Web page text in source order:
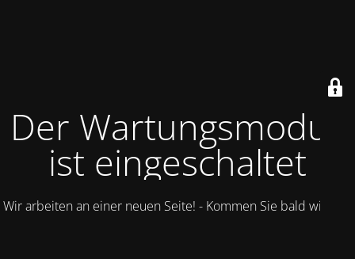
Der Wartungsmodus
ist eingeschaltet
Wir arbeiten an einer neuen Seite! - Kommen Sie bald wieder.